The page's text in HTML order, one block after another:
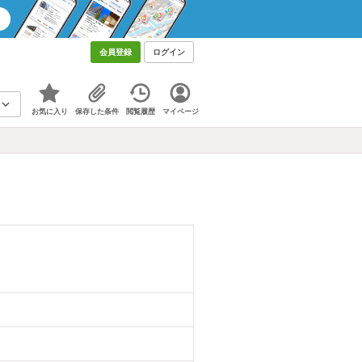
会員登録 ログイン
お気に入り 保存した条件 閲覧履歴 マイページ